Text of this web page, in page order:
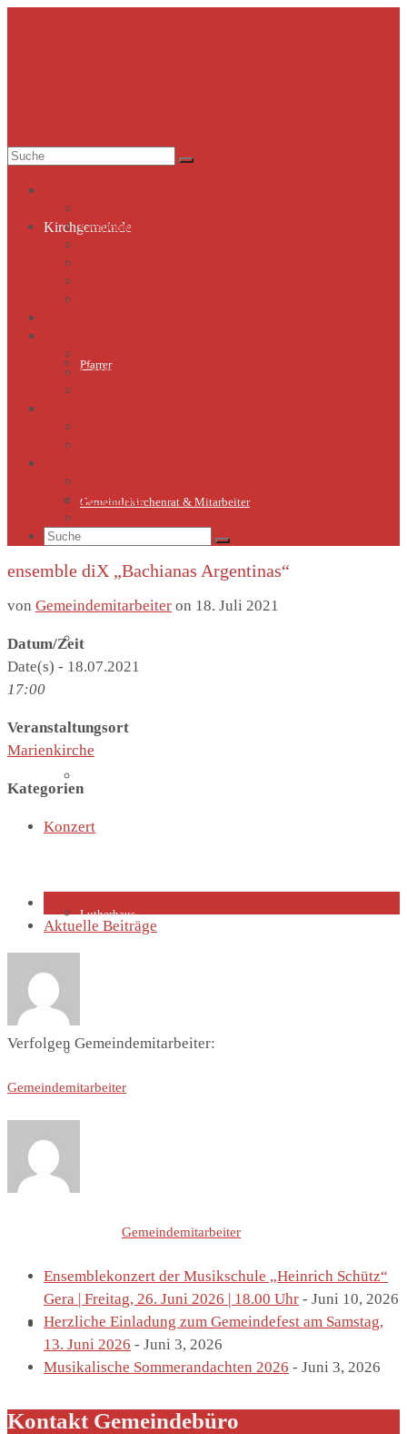
Kirchgemeinde
Pfarrer
Gemeindekirchenrat & Mitarbeiter
Gemeindeleben
Lutherhaus
Partnergemeinde
Predigten
St. Marien
Suche
Gemeindekirchenrat & Mitarbeiter
Geschichte St.Marien
Sternsinger
Suche
ensemble diX „Bachianas Argentinas“
von Gemeindemitarbeiter on 18. Juli 2021
Datum/Zeit
Date(s) - 18.07.2021
17:00
Veranstaltungsort
Marienkirche
Kategorien
Konzert
Aktuelle Beiträge
Verfolgen Gemeindemitarbeiter:
Gemeindemitarbeiter
Gemeindemitarbeiter
Ensemblekonzert der Musikschule „Heinrich Schütz“
Gera | Freitag, 26. Juni 2026 | 18.00 Uhr - Juni 10, 2026
Herzliche Einladung zum Gemeindefest am Samstag,
13. Juni 2026 - Juni 3, 2026
Musikalische Sommerandachten 2026 - Juni 3, 2026
Kontakt Gemeindebüro